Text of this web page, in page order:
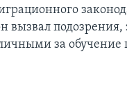
вызвал подозрения,
за обучение